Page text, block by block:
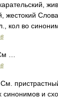
жестокий
кол во
…
синонимов и